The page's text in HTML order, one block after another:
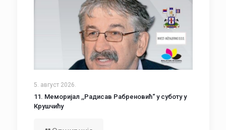
5. август 2026.
11. Меморијал ,,Радисав Рабреновић“ у суботу у
Крушчићу